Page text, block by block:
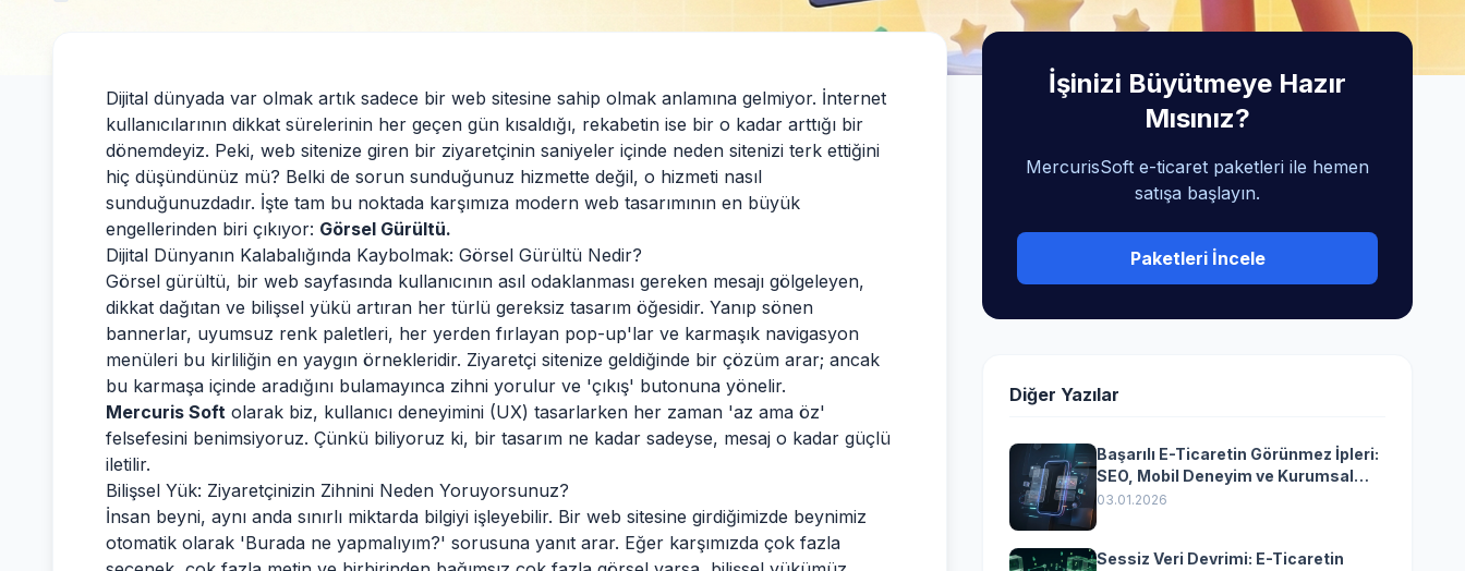
Dijital dünyada var olmak artık sadece bir web sitesine sahip olmak anlamına gelmiyor. İnternet
kullanıcılarının dikkat sürelerinin her geçen gün kısaldığı, rekabetin ise bir o kadar arttığı bir
dönemdeyiz. Peki, web sitenize giren bir ziyaretçinin saniyeler içinde neden sitenizi terk ettiğini
hiç düşündünüz mü? Belki de sorun sunduğunuz hizmette değil, o hizmeti nasıl
sunduğunuzdadır. İşte tam bu noktada karşımıza modern web tasarımının en büyük
engellerinden biri çıkıyor: Görsel Gürültü.
Dijital Dünyanın Kalabalığında Kaybolmak: Görsel Gürültü Nedir?
Görsel gürültü, bir web sayfasında kullanıcının asıl odaklanması gereken mesajı gölgeleyen,
dikkat dağıtan ve bilişsel yükü artıran her türlü gereksiz tasarım öğesidir. Yanıp sönen
bannerlar, uyumsuz renk paletleri, her yerden fırlayan pop-up'lar ve karmaşık navigasyon
menüleri bu kirliliğin en yaygın örnekleridir. Ziyaretçi sitenize geldiğinde bir çözüm arar; ancak
bu karmaşa içinde aradığını bulamayınca zihni yorulur ve 'çıkış' butonuna yönelir.
Mercuris Soft olarak biz, kullanıcı deneyimini (UX) tasarlarken her zaman 'az ama öz'
felsefesini benimsiyoruz. Çünkü biliyoruz ki, bir tasarım ne kadar sadeyse, mesaj o kadar güçlü
iletilir.
Bilişsel Yük: Ziyaretçinizin Zihnini Neden Yoruyorsunuz?
İnsan beyni, aynı anda sınırlı miktarda bilgiyi işleyebilir. Bir web sitesine girdiğimizde beynimiz
otomatik olarak 'Burada ne yapmalıyım?' sorusuna yanıt arar. Eğer karşımızda çok fazla
İşinizi Büyütmeye Hazır
Mısınız?
MercurisSoft e-ticaret paketleri ile hemen
satışa başlayın.
Paketleri İncele
Diğer Yazılar
Başarılı E-Ticaretin Görünmez İpleri:
SEO, Mobil Deneyim ve Kurumsal
Yazılımın Kazandıran
03.01.2026
Sessiz Veri Devrimi: E-Ticaretin